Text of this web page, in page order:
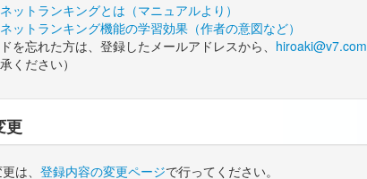
ットランキングとは（マニュアルより）
ットランキング機能の学習効果（作者の意図など）
を忘れた方は、登録したメールアドレスから、 hiroaki@v7.com
ください）
更
は、 登録内容の変更ページで行ってください。